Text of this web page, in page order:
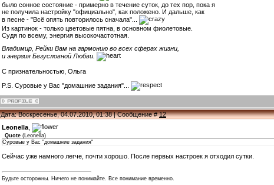
было сонное состояние - примерно в течение суток, до тех пор, пока я
не получила настройку "официально", как положено. И дальше, как
в песне - "Всё опять повторилось сначала"...
Из картинок - только цветовые пятна, в основном фиолетовые.
Судя по всему, энергия высокочастотная.
Владимир, Рейки Вам на гармонию во всех сферах жизни,
и энергия Безусловной Любви.
С признательностью, Ольга
P.S. Суровые у Вас "домашние задания"...
Дата: Воскресенье, 04.07.2010, 01:38 | Сообщение #12
Leonella
Quote (Leonella)
Суровые у Вас "домашние задания"
Сейчас уже намного легче, почти хорошо. После первых настроек я отходил сутки.
Будьте осторожны. Ничего не понимайте. Все понимание временно.